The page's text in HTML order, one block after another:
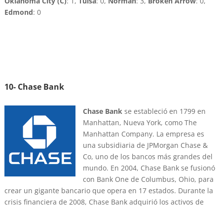
Edmond: 0
10- Chase Bank
Chase Bankse estableció en 1799 en
Manhattan, Nueva York, como The
Manhattan Company. La empresa es
una subsidiaria de JPMorgan Chase &
Co, uno de los bancos más grandes del
mundo. En 2004, Chase Bank se fusionó
con Bank One de Columbus, Ohio, para
crear un gigante bancario que opera en 17 estados. Durante la
crisis financiera de 2008, Chase Bank adquirió los activos de